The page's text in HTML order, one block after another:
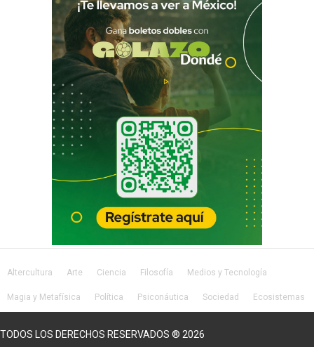
Altercultura Arte Ciencia Filosofía Medios y Tecnología
Magia y Metafísica Política Psiconáutica Sociedad Ecosistemas
TODOS LOS DERECHOS RESERVADOS ® 2026